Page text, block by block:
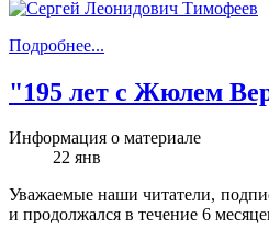
Подробнее...
"195 лет с Жюлем
Информация о материале
22 янв
Уважаемые наши читатели,
и продолжался в течение 6